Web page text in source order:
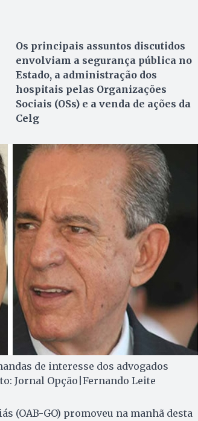
Os principais assuntos discutidos
envolviam a segurança pública no
Estado, a administração dos
hospitais pelas Organizações
Sociais (OSs) e a venda de ações da
Celg
de interesse dos advogados
Jornal Opção|Fernando Leite
(OAB-GO) promoveu na manhã desta